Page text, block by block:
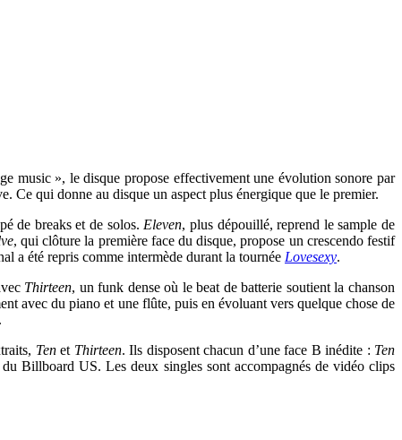
music », le disque propose effectivement une évolution sonore par
Ce qui donne au disque un aspect plus énergique que le premier.
de breaks et de solos. Eleven, plus dépouillé, reprend le sample de
, qui clôture la première face du disque, propose un crescendo festif
a été repris comme intermède durant la tournée Lovesexy.
Thirteen, un funk dense où le beat de batterie soutient la chanson
avec du piano et une flûte, puis en évoluant vers quelque chose de
Tenet Thirteen. Ils disposent chacun d’une face B inédite : Ten
Billboard US. Les deux singles sont accompagnés de vidéo clips